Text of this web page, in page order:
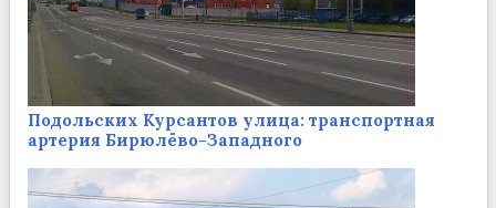
Подольских Курсантов улица: транспортная
артерия Бирюлёво-Западного